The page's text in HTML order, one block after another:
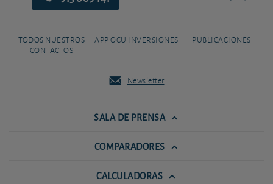
TODOS NUESTROS
CONTACTOS
APP OCU INVERSIONES PUBLICACIONES
Newsletter
SALA DE PRENSA
COMPARADORES
CALCULADORAS